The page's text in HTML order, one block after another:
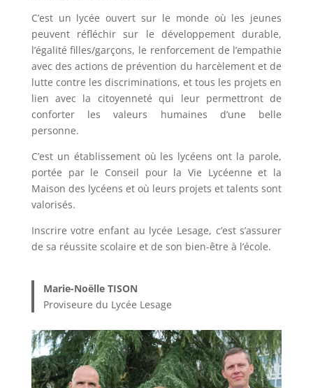
C’est un lycée ouvert sur le monde où les jeunes
peuvent réfléchir sur le développement durable,
l’égalité filles/garçons, le renforcement de l’empathie
avec des actions de prévention du harcèlement et de
lutte contre les discriminations, et tous les projets en
lien avec la citoyenneté qui leur permettront de
conforter les valeurs humaines d’une belle
personne.
C’est un établissement où les lycéens ont la parole,
portée par le Conseil pour la Vie Lycéenne et la
Maison des lycéens et où leurs projets et talents sont
valorisés.
Inscrire votre enfant au lycée Lesage, c’est s’assurer
de sa réussite scolaire et de son bien-être à l’école.
Marie-Noëlle TISON
Proviseure du Lycée Lesage